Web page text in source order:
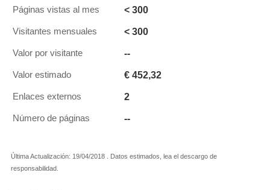
Páginas vistas al mes < 300
Visitantes mensuales < 300
Valor por visitante --
Valor estimado € 452,32
Enlaces externos 2
Número de páginas --
Última Actualización: 19/04/2018 . Datos estimados, lea el descargo de
responsabilidad.